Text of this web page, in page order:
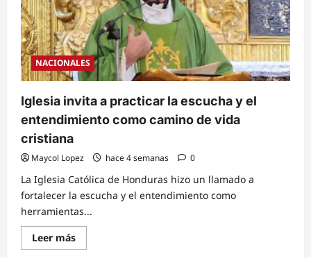
NACIONALES
Iglesia invita a practicar la escucha y el
entendimiento como camino de vida
cristiana
Maycol Lopez hace 4 semanas 0
La Iglesia Católica de Honduras hizo un llamado a
fortalecer la escucha y el entendimiento como
herramientas...
Leer másRead
more